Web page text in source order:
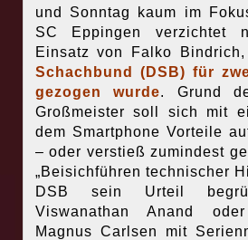
und Sonntag kaum im
SC Eppingen verzichtet
Einsatz von Falko
Schachbund (DSB) für
gezogen wurde. Grund
Großmeister soll sich mit
dem Smartphone Vorteile
– oder verstieß zumindest
„Beisichführen technischer
DSB sein Urteil
Viswanathan Anand
Magnus Carlsen mit